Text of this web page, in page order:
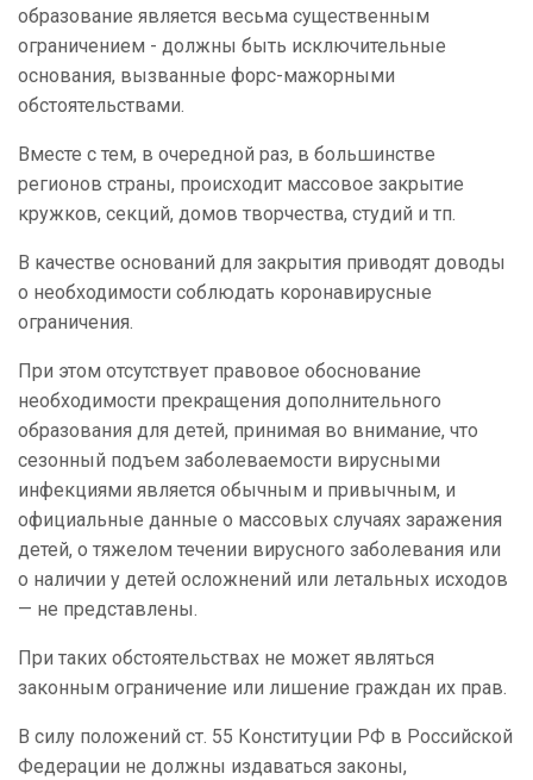
образование является весьма существенным
ограничением - должны быть исключительные
основания, вызванные форс-мажорными
обстоятельствами.
Вместе с тем, в очередной раз, в большинстве
регионов страны, происходит массовое закрытие
кружков, секций, домов творчества, студий и тп.
В качестве оснований для закрытия приводят доводы
о необходимости соблюдать коронавирусные
ограничения.
При этом отсутствует правовое обоснование
необходимости прекращения дополнительного
образования для детей, принимая во внимание, что
сезонный подъем заболеваемости вирусными
инфекциями является обычным и привычным, и
официальные данные о массовых случаях заражения
детей, о тяжелом течении вирусного заболевания или
о наличии у детей осложнений или летальных исходов
— не представлены.
При таких обстоятельствах не может являться
законным ограничение или лишение граждан их прав.
В силу положений ст. 55 Конституции РФ в Российской
Федерации не должны издаваться законы,